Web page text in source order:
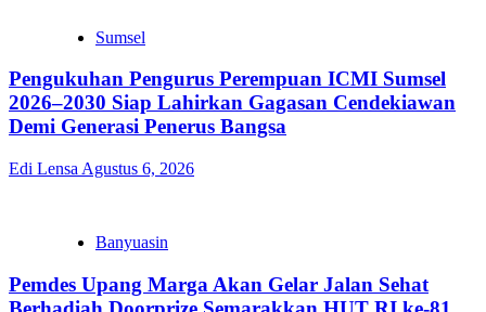
Sumsel
Pengukuhan Pengurus Perempuan ICMI Sumsel
2026–2030 Siap Lahirkan Gagasan Cendekiawan
Demi Generasi Penerus Bangsa
Edi Lensa Agustus 6, 2026
Banyuasin
Pemdes Upang Marga Akan Gelar Jalan Sehat